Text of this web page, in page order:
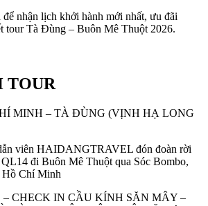
nhận lịch khởi hành mới nhất, ưu đãi
tour Tà Đùng – Buôn Mê Thuột 2026.
TOUR
MINH – TÀ ĐÙNG (VỊNH HẠ LONG
viên HAIDANGTRAVEL đón đoàn rời
đi Buôn Mê Thuột qua Sóc Bombo,
Chí Minh
CHECK IN CẦU KÍNH SĂN MÂY –